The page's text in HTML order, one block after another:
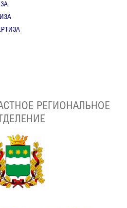
РЕГИОНАЛЬНОЕ